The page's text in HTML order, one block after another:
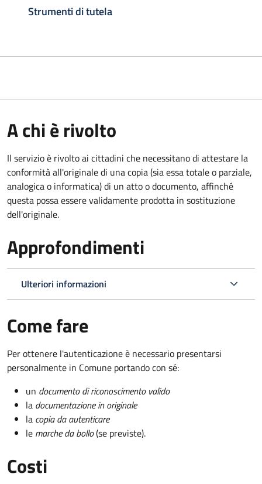
Strumenti di tutela
A chi è rivolto
Il servizio è rivolto ai cittadini che necessitano di attestare la
conformità all'originale di una copia (sia essa totale o parziale,
analogica o informatica) di un atto o documento, affinché
questa possa essere validamente prodotta in sostituzione
dell'originale.
Approfondimenti
Ulteriori informazioni
Come fare
Per ottenere l'autenticazione è necessario presentarsi
personalmente in Comune portando con sé:
un documento di riconoscimento valido
la documentazione in originale
la copia da autenticare
le marche da bollo(se previste).
Costi